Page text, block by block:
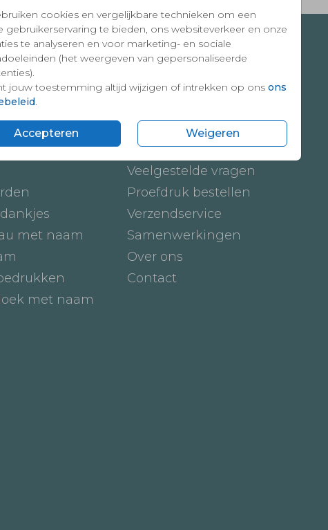
cookies en vergelijkbare technieken om een
gebruikerservaring te bieden, ons websiteverkeer en onze
te analyseren en voor marketing- en sociale
(het weergeven van gepersonaliseerde
jouw toestemming altijd wijzigen of intrekken op ons ons
Accepteren Weigeren
met naam
met naam
Onze service
Hoe werkt het
Veelgestelde vragen
Proefdruk bestellen
Verzendservice
Samenwerkingen
Over ons
Contact